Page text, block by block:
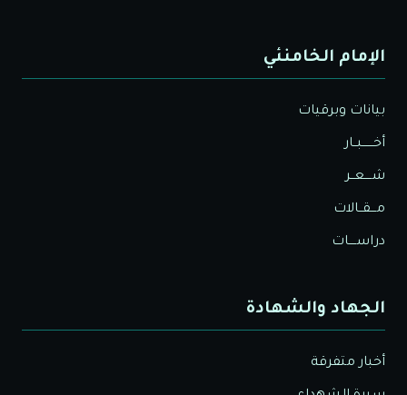
الإمام الخامنئي
بيانات وبرقيات
أخــــــبــار
شــــعــر
مـــقــالات
دراســــات
الجهاد والشهادة
أخبار متفرقة